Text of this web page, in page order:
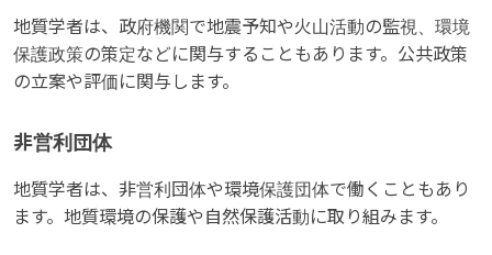
地質学者は、政府機関で地震予知や火山活動の監視、環境
保護政策の策定などに関与することもあります。公共政策
の立案や評価に関与します。
非営利団体
地質学者は、非営利団体や環境保護団体で働くこともあり
ます。地質環境の保護や自然保護活動に取り組みます。